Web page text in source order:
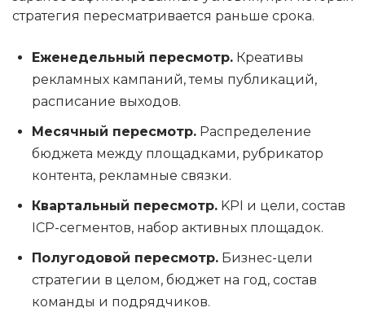
стратегия пересматривается раньше срока.
Еженедельный пересмотр. Креативы
рекламных кампаний, темы публикаций,
расписание выходов.
Месячный пересмотр. Распределение
бюджета между площадками, рубрикатор
контента, рекламные связки.
Квартальный пересмотр. KPI и цели, состав
ICP-сегментов, набор активных площадок.
Полугодовой пересмотр. Бизнес-цели
стратегии в целом, бюджет на год, состав
команды и подрядчиков.